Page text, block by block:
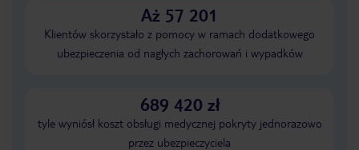
Aż 57 201
Klientów skorzystało z pomocy w ramach dodatkowego
ubezpieczenia od nagłych zachorowań i wypadków
689 420 zł
tyle wyniósł koszt obsługi medycznej pokryty jednorazowo
przez ubezpieczyciela